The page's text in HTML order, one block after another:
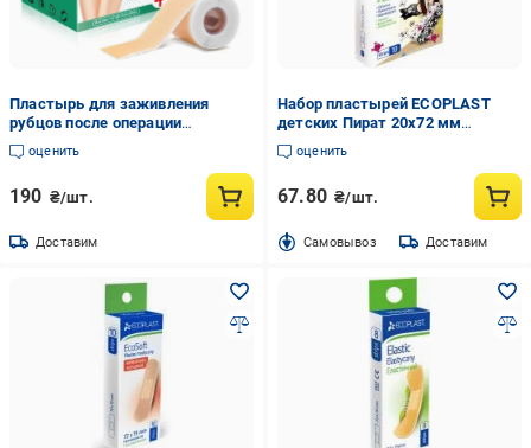
Пластырь для заживления
рубцов после операции
медицинский силиконовый при
ожогах/растяжка/акне
оценить
190 ₴/шт.
Доставим
Набор пластырей ECOPLAST
детских Пират 20х72 мм
нестерильные 10 шт.
оценить
67.80 ₴/шт.
Cамовывоз Доставим